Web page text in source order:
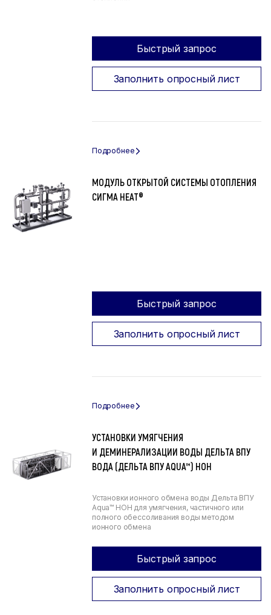
Быстрый запрос
Заполнить опросный лист
МОДУЛЬ ОТКРЫТОЙ СИСТЕМЫ ОТОПЛЕНИЯ
СИГМА HEAT®
Быстрый запрос
Заполнить опросный лист
УСТАНОВКИ УМЯГЧЕНИЯ
И ДЕМИНЕРАЛИЗАЦИИ ВОДЫ ДЕЛЬТА ВПУ
ВОДА (ДЕЛЬТА ВПУ AQUA™) НОН
Установки ионного обмена воды Дельта ВПУ
Aqua™ НОН для умягчения, частичного или
полного обессоливания воды методом
ионного обмена
Быстрый запрос
Заполнить опросный лист